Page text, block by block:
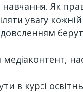
Як
увагу
в курсі